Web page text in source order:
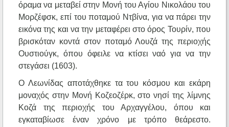
όραμα να μεταβεί στην Μονή του Αγίου Νικολάου του
Μορζέφσκ, επί του ποταμού Ντβίνα, για να πάρει την
εικόνα της και να την μεταφέρει στο όρος Τουρίν, που
βρισκόταν κοντά στον ποταμό Λουζά της περιοχής
Ουστιούγκ, όπου όφειλε να κτίσει ναό για να την
στεγάσει (1603).
Ο Λεωνίδας αποτάχθηκε τα του κόσμου και εκάρη
μοναχός στην Μονή Κοζεοζέρκ, στο νησί της λίμνης
Κοζά της περιοχής του Αρχαγγέλου, όπου και
εγκαταβίωσε έναν χρόνο με τρόπο θεάρεστο.